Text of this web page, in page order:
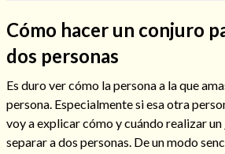
Hechizos de amor
Cómo hacer un conjuro
dos personas
Es duro ver cómo la persona a la que
persona. Especialmente si esa otra
voy a explicar cómo y cuándo realizar un
separar a dos personas. De un modo